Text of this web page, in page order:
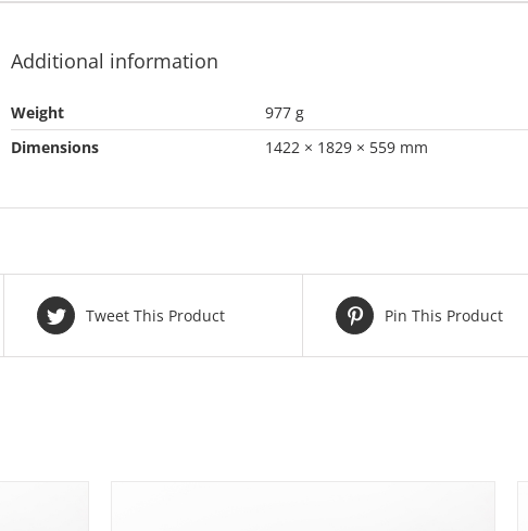
Additional information
Weight
977 g
Dimensions
1422 × 1829 × 559 mm
Tweet This Product Pin This Product